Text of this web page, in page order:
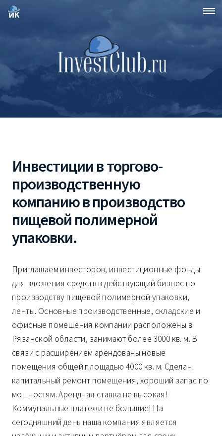
Инвестиции в торгово-
производственную
компанию в производство
пищевой полимерной
упаковки.
Приглашаем инвесторов, инвестиционные фонды
для вложения средств в действующий бизнес по
производству пищевой полимерной упаковки,
ленты. Основные производственные, складские и
офисные помещения компании расположены в
Рязанской области, занимают более 3000 кв. м. В
связи с расширением арендованы новые
помещения общей площадью 4000 кв. м. Сделан
капитальный ремонт помещения, хороший запас по
мощностям. Арендная ставка не высокая!
Коммунальные платежи не большие! На
сегодняшний день наша компания является